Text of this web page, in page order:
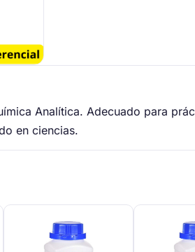
Analítica. Adecuado para
en ciencias.